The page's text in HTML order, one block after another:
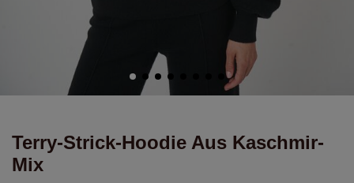
Terry-Strick-Hoodie Aus Kaschmir-
Mix